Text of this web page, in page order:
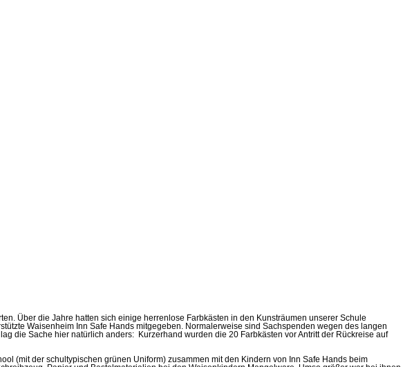
Über die Jahre hatten sich einige herrenlose Farbkästen in den Kunsträumen unserer Schule
Waisenheim Inn Safe Hands mitgegeben. Normalerweise sind Sachspenden wegen des langen
die Sache hier natürlich anders: Kurzerhand wurden die 20 Farbkästen vor Antritt der Rückreise auf
(mit der schultypischen grünen Uniform) zusammen mit den Kindern von Inn Safe Hands beim